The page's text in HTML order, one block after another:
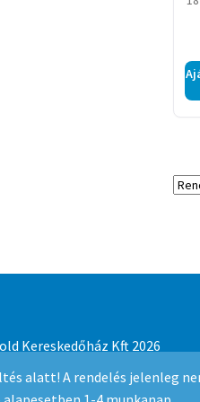
alatt! A rendelés jelenleg
Kereskedőház Kft 2026
Built with